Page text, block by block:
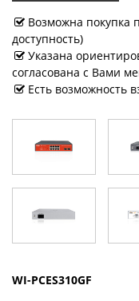
Возможна покупка
доступность)
Указана
согласована с Вами
Есть возможность
WI-PCES310GF